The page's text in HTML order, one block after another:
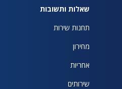
שאלות ותשובות
תחנות שירות
מחירון
אחריות
שירותים